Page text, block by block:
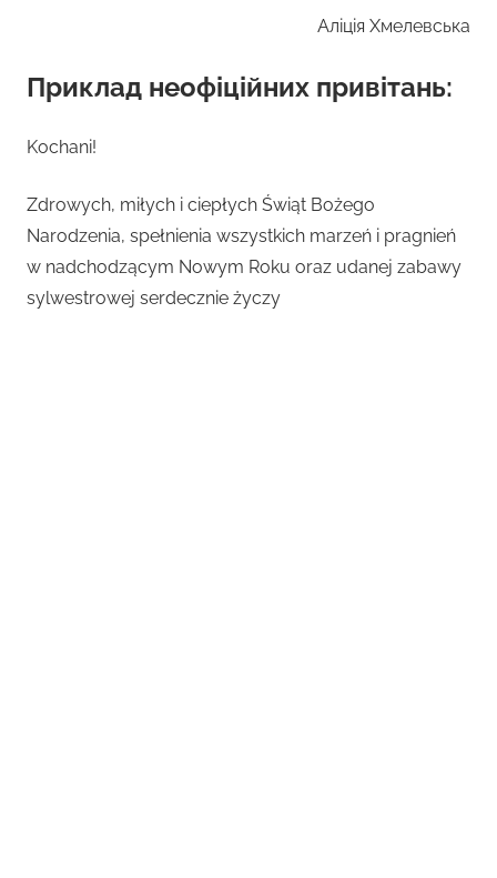
Аліція Хмелевська
Приклад неофіційних привітань:
Kochani!
Zdrowych, miłych i ciepłych Świąt Bożego
Narodzenia, spełnienia wszystkich marzeń i pragnień
w nadchodzącym Nowym Roku oraz udanej zabawy
sylwestrowej serdecznie życzy